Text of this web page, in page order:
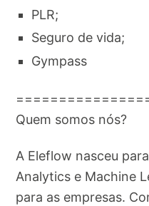
PLR;
Seguro de vida;
Gympass
Quem somos nós?
A Eleflow nasceu
Analytics e Machine
para as empresas.